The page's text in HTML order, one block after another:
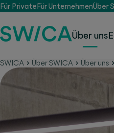
Für PrivateFür UnternehmenÜber
Über uns
SWICA Über SWICA Über uns